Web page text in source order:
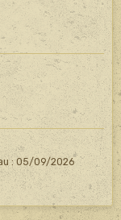
: 05/09/2026